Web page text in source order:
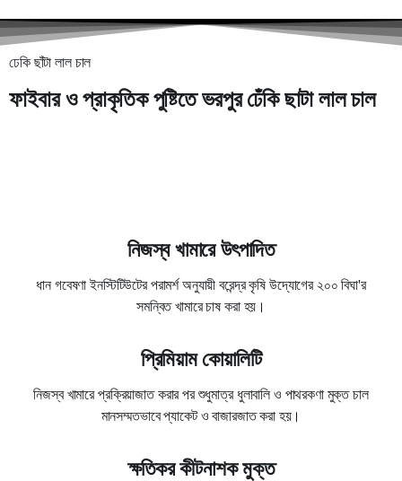
ঢেকি ছাঁটা লাল চাল
ফাইবার ও প্রাকৃতিক পুষ্টিতে ভরপুর ঢেঁকি ছাটা লাল চাল
নিজস্ব খামারে উৎপাদিত
ধান গবেষণা ইনস্টিটিউটের পরামর্শ অনুযায়ী বরেন্দ্র কৃষি উদ্যোগের ২০০ বিঘা'র
সমন্বিত খামারে চাষ করা হয়।
প্রিমিয়াম কোয়ালিটি
নিজস্ব খামারে প্রক্রিয়াজাত করার পর শুধুমাত্র ধুলাবালি ও পাথরকণা মুক্ত চাল
মানসম্মতভাবে প্যাকেট ও বাজারজাত করা হয়।
ক্ষতিকর কীটনাশক মুক্ত